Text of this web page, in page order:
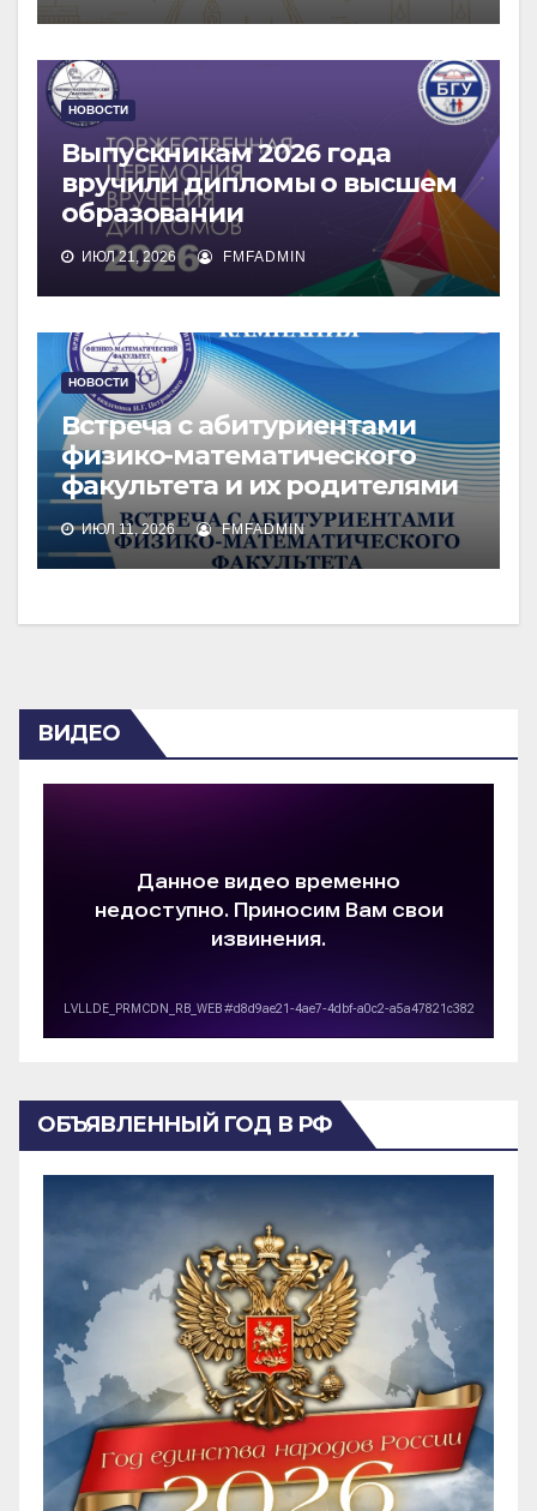
НОВОСТИ
Выпускникам 2026 года
вручили дипломы о высшем
образовании
ИЮЛ 21, 2026 FMFADMIN
НОВОСТИ
Встреча с абитуриентами
физико-математического
факультета и их родителями
ИЮЛ 11, 2026 FMFADMIN
ВИДЕО
ОБЪЯВЛЕННЫЙ ГОД В РФ